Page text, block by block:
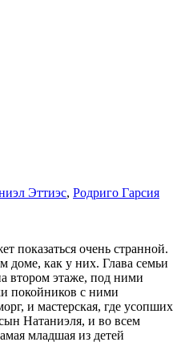
Эттиэс, Родриго Гарсия
показаться очень странной.
доме, как у них. Глава семьи
втором этаже, под ними
покойников с ними
и мастерская, где усопших
Натаниэля, и во всем
младшая из детей